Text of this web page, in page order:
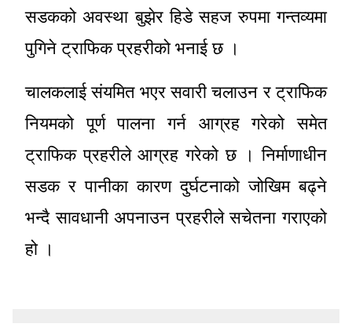
सडकको अवस्था बुझेर हिडे सहज रुपमा गन्तव्यमा
पुगिने ट्राफिक प्रहरीको भनाई छ ।
चालकलाई संयमित भएर सवारी चलाउन र ट्राफिक
नियमको पूर्ण पालना गर्न आग्रह गरेको समेत
ट्राफिक प्रहरीले आग्रह गरेको छ । निर्माणाधीन
सडक र पानीका कारण दुर्घटनाको जोखिम बढ्ने
भन्दै सावधानी अपनाउन प्रहरीले सचेतना गराएको
हो ।